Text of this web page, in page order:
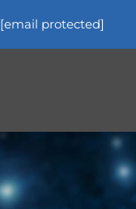
[email protected]